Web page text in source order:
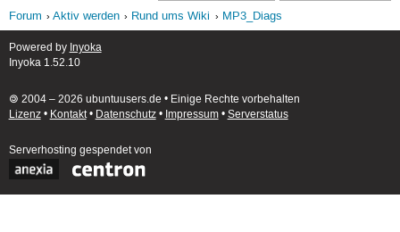
Forum Aktiv werden Rund ums Wiki MP3_Diags
Powered by Inyoka
Inyoka 1.52.10
🄯 2004 – 2026 ubuntuusers.de • Einige Rechte vorbehalten
Lizenz• Kontakt• Datenschutz• Impressum• Serverstatus
Serverhosting gespendet von